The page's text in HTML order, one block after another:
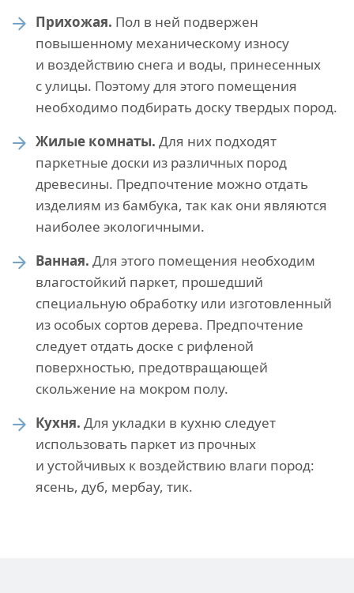
Прихожая. Пол в ней подвержен
повышенному механическому износу
и воздействию снега и воды, принесенных
с улицы. Поэтому для этого помещения
необходимо подбирать доску твердых пород.
Жилые комнаты. Для них подходят
паркетные доски из различных пород
древесины. Предпочтение можно отдать
изделиям из бамбука, так как они являются
наиболее экологичными.
Ванная. Для этого помещения необходим
влагостойкий паркет, прошедший
специальную обработку или изготовленный
из особых сортов дерева. Предпочтение
следует отдать доске с рифленой
поверхностью, предотвращающей
скольжение на мокром полу.
Кухня. Для укладки в кухню следует
использовать паркет из прочных
и устойчивых к воздействию влаги пород:
ясень, дуб, мербау, тик.